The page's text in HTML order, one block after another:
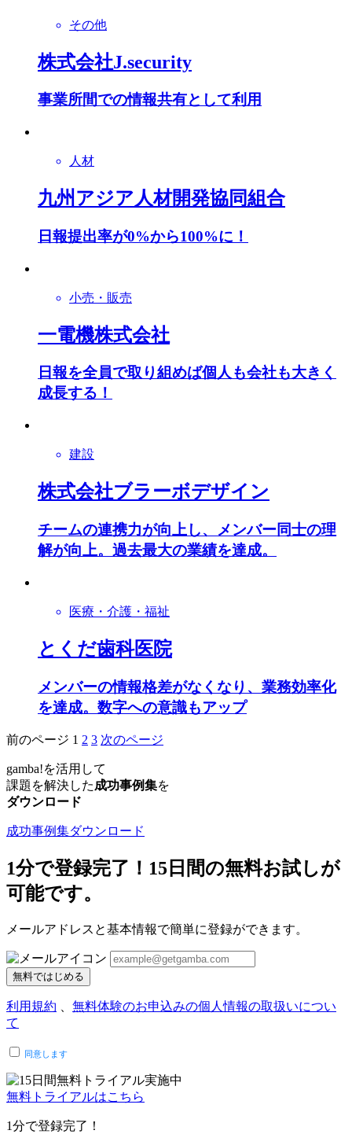
その他
株式会社J.security
事業所間での情報共有として利用
人材
九州アジア人材開発協同組合
日報提出率が0%から100%に！
小売・販売
一電機株式会社
日報を全員で取り組めば個人も会社も大きく
成長する！
建設
株式会社ブラーボデザイン
チームの連携力が向上し、メンバー同士の理
解が向上。過去最大の業績を達成。
医療・介護・福祉
とくだ歯科医院
メンバーの情報格差がなくなり、業務効率化
を達成。数字への意識もアップ
前のページ 1 2 3 次のページ
gamba!を活用して
課題を解決した成功事例集を
ダウンロード
成功事例集ダウンロード
1分で登録完了！15日間の無料お試しが
可能です。
メールアドレスと基本情報で簡単に登録ができます。
無料ではじめる
利用規約
無料体験のお申込みの個人情報の取扱いについ
て
同意します
無料トライアルはこちら
1分で登録完了！